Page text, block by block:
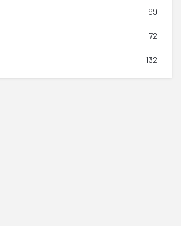
99
72
132